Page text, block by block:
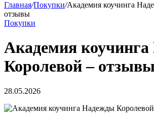
Главная/Покупки/Академия коучинга
отзывы
Покупки
Академия
Королевой –
28.05.2026